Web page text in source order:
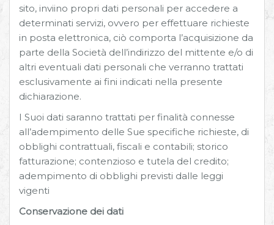
sito, inviino propri dati personali per accedere a
determinati servizi, ovvero per effettuare richieste
in posta elettronica, ciò comporta l’acquisizione da
parte della Società dell’indirizzo del mittente e/o di
altri eventuali dati personali che verranno trattati
esclusivamente ai fini indicati nella presente
dichiarazione.
I Suoi dati saranno trattati per finalità connesse
all’adempimento delle Sue specifiche richieste, di
obblighi contrattuali, fiscali e contabili; storico
fatturazione; contenzioso e tutela del credito;
adempimento di obblighi previsti dalle leggi
vigenti
Conservazione dei dati